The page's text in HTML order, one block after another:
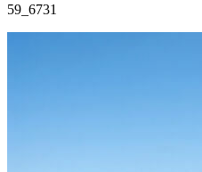
59_6731